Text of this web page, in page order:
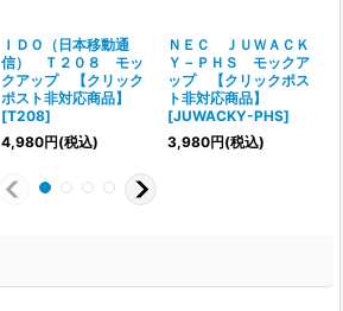
ＩＤＯ（日本移動通
信） Ｔ２０８ モッ
クアップ 【クリック
ポスト非対応商品】
[T208]
4,980円(税込)
ＮＥＣ ＪＵＷＡＣＫ
Ｙ－ＰＨＳ モックア
ップ 【クリックポス
ト非対応商品】
[JUWACKY-PHS]
3,980円(税込)